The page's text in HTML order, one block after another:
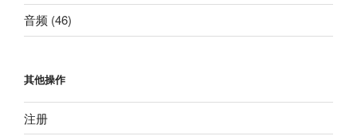
音频 (46)
其他操作
注册